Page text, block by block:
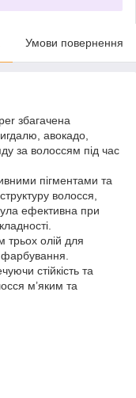
Умови повернення
збагачена
авокадо,
за волоссям під час
пігментами та
волосся,
ефективна при
трьох олій для
стійкість та
м’яким та